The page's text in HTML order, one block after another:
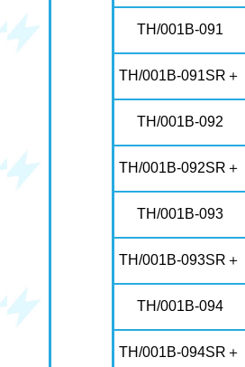
TH/001B-091
TH/001B-091SR＋
TH/001B-092
TH/001B-092SR＋
TH/001B-093
TH/001B-093SR＋
TH/001B-094
TH/001B-094SR＋